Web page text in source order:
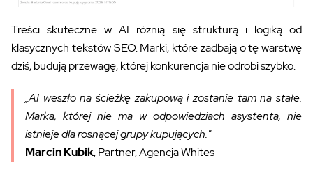
Treści skuteczne w AI różnią się strukturą i logiką od
klasycznych tekstów SEO. Marki, które zadbają o tę warstwę
dziś, budują przewagę, której konkurencja nie odrobi szybko.
„AI weszło na ścieżkę zakupową i zostanie tam na stałe.
Marka, której nie ma w odpowiedziach asystenta, nie
istnieje dla rosnącej grupy kupujących."
Marcin Kubik, Partner, Agencja Whites